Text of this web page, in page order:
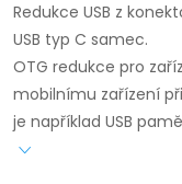
Redukce USB z
USB typ C samec.
OTG redukce pro
mobilnímu zařízení
je například USB